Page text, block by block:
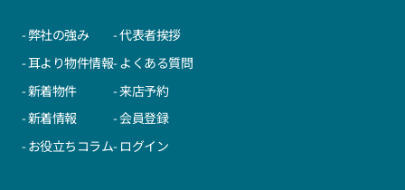
- 弊社の強み
- 耳より物件情報
- 新着物件
- 新着情報
- お役立ちコラム
- 代表者挨拶
- よくある質問
- 来店予約
- 会員登録
- ログイン